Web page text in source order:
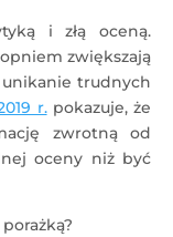
i złą oceną.
zwiększają
trudnych
r.pokazuje, że
zwrotną od
oceny niż być